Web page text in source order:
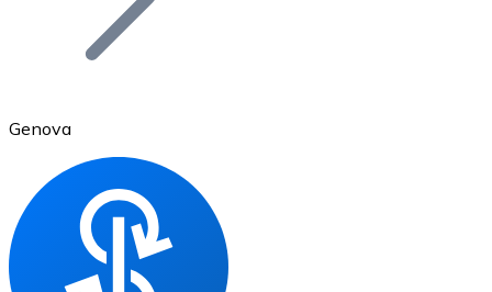
Ethereum
ETH
Genova